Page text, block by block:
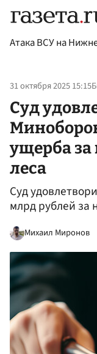
Атака ВСУ на
31 октября 2025 15:15
Суд
ущерба за
леса
Суд
млрд рублей за
Михаил Миронов